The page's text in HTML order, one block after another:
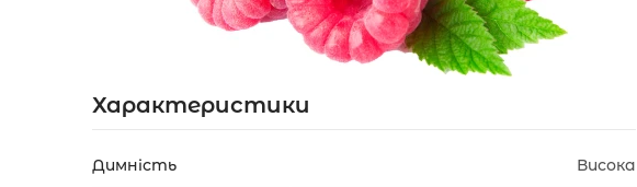
Рус
Характеристики
Димність Висока